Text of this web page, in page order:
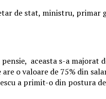
de stat, ministru, primar
aceasta s-a majorat
o valoare de 75% din
a primit-o din postura